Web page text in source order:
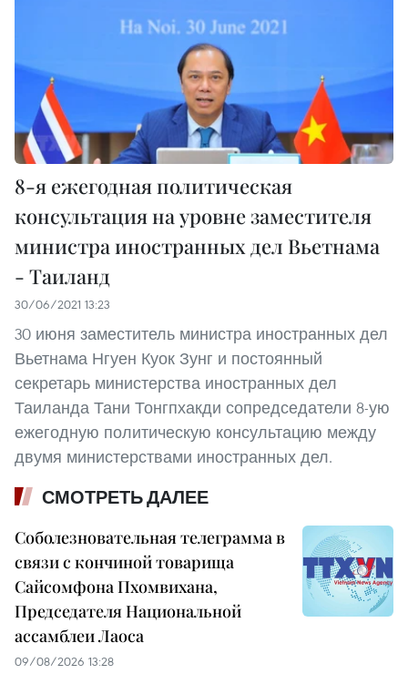
8-я ежегодная политическая
консультация на уровне заместителя
министра иностранных дел Вьетнама
- Таиланд
30/06/2021 13:23
30 июня заместитель министра иностранных дел
Вьетнама Нгуен Куок Зунг и постоянный
секретарь министерства иностранных дел
Таиланда Тани Тонгпхакди сопредседатели 8-ую
ежегодную политическую консультацию между
двумя министерствами иностранных дел.
СМОТРЕТЬ ДАЛЕЕ
Соболезновательная телеграмма в
связи с кончиной товарища
Сайсомфона Пхомвихана,
Председателя Национальной
ассамблеи Лаоса
09/08/2026 13:28